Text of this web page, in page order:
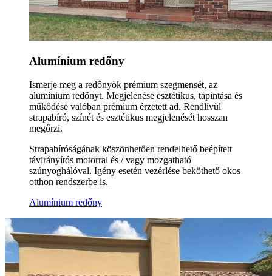
Alumínium redőny
Ismerje meg a redőnyök prémium szegmensét, az
alumínium redőnyt. Megjelenése esztétikus, tapintása és
működése valóban prémium érzetett ad. Rendlívül
strapabíró, színét és esztétikus megjelenését hosszan
megőrzi.
Strapabíróságának köszönhetően rendelhető beépített
távirányítós motorral és / vagy mozgatható
szúnyoghálóval. Igény esetén vezérlése beköthető okos
otthon rendszerbe is.
Alumínium redőny